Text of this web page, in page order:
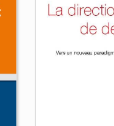
française ?